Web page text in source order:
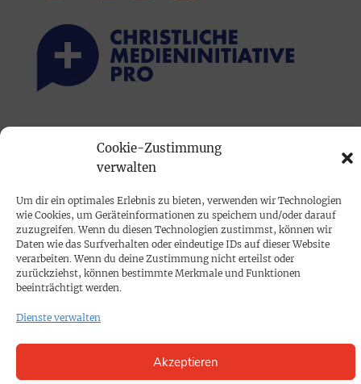
Cookie-Zustimmung
verwalten
Um dir ein optimales Erlebnis zu bieten, verwenden wir Technologien
wie Cookies, um Geräteinformationen zu speichern und/oder darauf
zuzugreifen. Wenn du diesen Technologien zustimmst, können wir
Daten wie das Surfverhalten oder eindeutige IDs auf dieser Website
verarbeiten. Wenn du deine Zustimmung nicht erteilst oder
zurückziehst, können bestimmte Merkmale und Funktionen
beeinträchtigt werden.
Dienste verwalten
Akzeptieren
PROKOMPAKT
Impressum
SPENDEN
KONTAKT